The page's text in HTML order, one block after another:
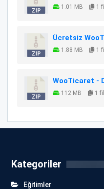
1.01 MB 1
Ücretsiz
1.88 MB 1
WooTicaret -
112 MB 1
Kategoriler
Eğitimler